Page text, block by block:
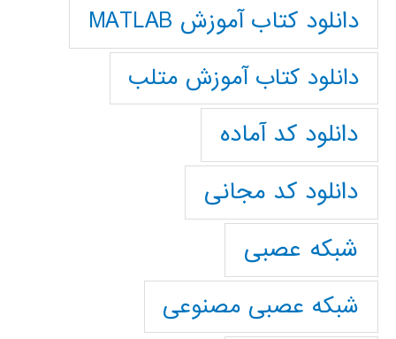
دانلود کتاب آموزش MATLAB
دانلود کتاب آموزش متلب
دانلود کد آماده
دانلود کد مجانی
شبکه عصبی
شبکه عصبی مصنوعی